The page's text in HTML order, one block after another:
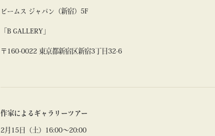
ビームス ジャパン（新宿）5F
「B GALLERY」
〒160-0022 東京都新宿区新宿3丁目32-6
作家によるギャラリーツアー
2月15日（土）16:00〜20:00